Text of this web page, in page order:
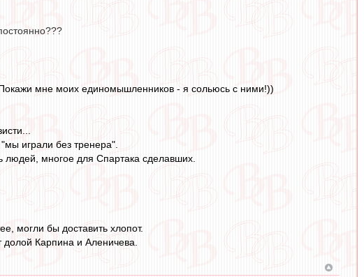
мне моих единомышленников - я сольюсь с ними!))
играли без тренера".
людей, многое для Спартака сделавших.
могли бы доставить хлопот.
долой Карпина и Аленичева.